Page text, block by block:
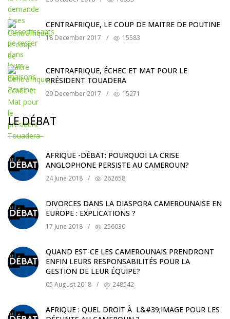
CENTRAFRIQUE, LE COUP DE MAITRE DE POUTINE
18 December 2017 / 15583
CENTRAFRIQUE, ÉCHEC ET MAT POUR LE
PRÉSIDENT TOUADERA
29 December 2017 / 15271
LE DÉBAT
AFRIQUE -DÉBAT: POURQUOI LA CRISE
ANGLOPHONE PERSISTE AU CAMEROUN?
24 June 2018 / 262658
DIVORCES DANS LA DIASPORA CAMEROUNAISE EN
EUROPE : EXPLICATIONS ?
17 June 2018 / 256030
QUAND EST-CE LES CAMEROUNAIS PRENDRONT
ENFIN LEURS RESPONSABILITÉS POUR LA
GESTION DE LEUR ÉQUIPE?
05 August 2018 / 248542
AFRIQUE : QUEL DROIT À L&#39;IMAGE POUR LES